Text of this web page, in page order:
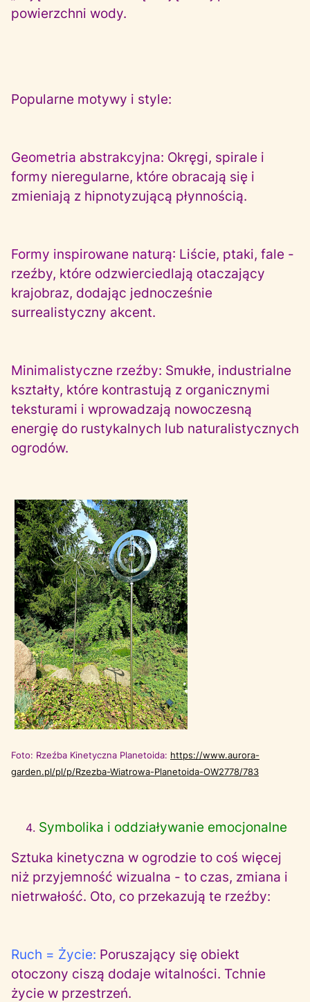
powierzchni wody.
Popularne motywy i style:
Geometria abstrakcyjna: Okręgi, spirale i
formy nieregularne, które obracają się i
zmieniają z hipnotyzującą płynnością.
Formy inspirowane naturą: Liście, ptaki, fale -
rzeźby, które odzwierciedlają otaczający
krajobraz, dodając jednocześnie
surrealistyczny akcent.
Minimalistyczne rzeźby: Smukłe, industrialne
kształty, które kontrastują z organicznymi
teksturami i wprowadzają nowoczesną
energię do rustykalnych lub naturalistycznych
ogrodów.
Foto: Rzeźba Kinetyczna Planetoida: https://www.aurora-
garden.pl/pl/p/Rzezba-Wiatrowa-Planetoida-OW2778/783
Symbolika i oddziaływanie emocjonalne
Sztuka kinetyczna w ogrodzie to coś więcej
niż przyjemność wizualna - to czas, zmiana i
nietrwałość. Oto, co przekazują te rzeźby:
Ruch = Życie: Poruszający się obiekt
otoczony ciszą dodaje witalności. Tchnie
życie w przestrzeń.